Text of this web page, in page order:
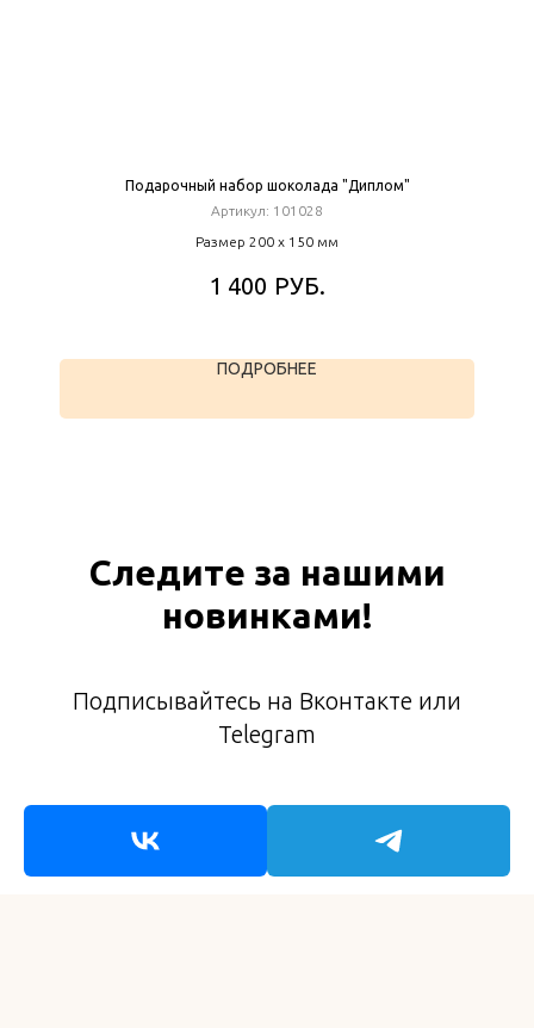
Подарочный набор шоколада "Диплом"
Артикул: 101028
Размер 200 х 150 мм
1 400 РУБ.
ПОДРОБНЕЕ
Следите за нашими
новинками!
Подписывайтесь на Вконтакте или
Telegram